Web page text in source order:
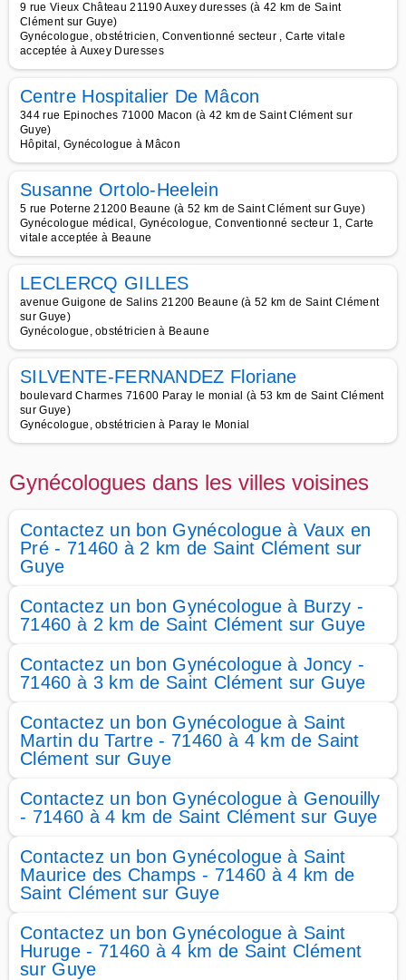
9 rue Vieux Château 21190 Auxey duresses (à 42 km de Saint
Clément sur Guye)
Gynécologue, obstétricien, Conventionné secteur , Carte vitale
acceptée à Auxey Duresses
Centre Hospitalier De Mâcon
344 rue Epinoches 71000 Macon (à 42 km de Saint Clément sur
Guye)
Hôpital, Gynécologue à Mâcon
Susanne Ortolo-Heelein
5 rue Poterne 21200 Beaune (à 52 km de Saint Clément sur Guye)
Gynécologue médical, Gynécologue, Conventionné secteur 1, Carte
vitale acceptée à Beaune
LECLERCQ GILLES
avenue Guigone de Salins 21200 Beaune (à 52 km de Saint Clément
sur Guye)
Gynécologue, obstétricien à Beaune
SILVENTE-FERNANDEZ Floriane
boulevard Charmes 71600 Paray le monial (à 53 km de Saint Clément
sur Guye)
Gynécologue, obstétricien à Paray le Monial
Gynécologues dans les villes voisines
Contactez un bon Gynécologue à Vaux en
Pré - 71460 à 2 km de Saint Clément sur
Guye
Contactez un bon Gynécologue à Burzy -
71460 à 2 km de Saint Clément sur Guye
Contactez un bon Gynécologue à Joncy -
71460 à 3 km de Saint Clément sur Guye
Contactez un bon Gynécologue à Saint
Martin du Tartre - 71460 à 4 km de Saint
Clément sur Guye
Contactez un bon Gynécologue à Genouilly
- 71460 à 4 km de Saint Clément sur Guye
Contactez un bon Gynécologue à Saint
Maurice des Champs - 71460 à 4 km de
Saint Clément sur Guye
Contactez un bon Gynécologue à Saint
Huruge - 71460 à 4 km de Saint Clément
sur Guye